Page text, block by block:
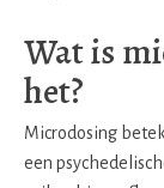
Wat is
het?
Microdosing
een